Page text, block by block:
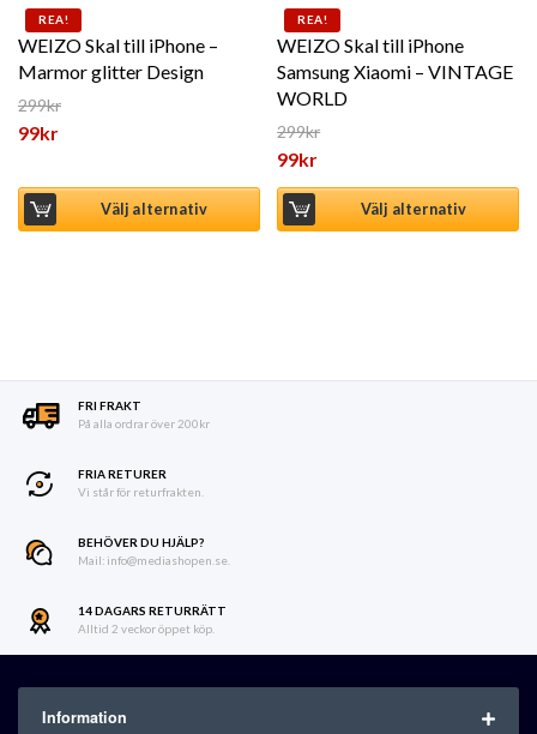
REA!
WEIZO Skal till iPhone –
Marmor glitter Design
299kr
Det ursprungliga priset var: 299kr.
99kr
Det nuvarande priset är: 99kr.
Välj alternativ
Den här produkten har flera varianter. De olika
REA!
WEIZO Skal till iPhone
Samsung Xiaomi – VINTAGE
WORLD
299kr
Det ursprungliga priset var:
99kr
Det nuvarande priset är:
Välj alternativ
Den här produkten har
FRI FRAKT
På alla ordrar över 200kr
FRIA RETURER
Vi står för returfrakten.
BEHÖVER DU HJÄLP?
Mail: info@mediashopen.se.
14 DAGARS RETURRÄTT
Alltid 2 veckor öppet köp.
Information